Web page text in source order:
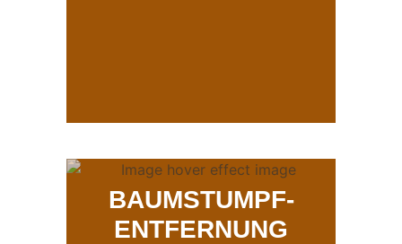
BAUMSTUMPF-
ENTFERNUNG